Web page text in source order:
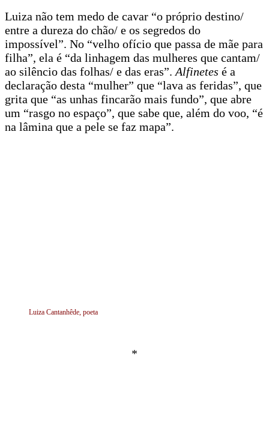
Luiza não tem medo de cavar “o próprio destino/
entre a dureza do chão/ e os segredos do
impossível”. No “velho ofício que passa de mãe para
filha”, ela é “da linhagem das mulheres que cantam/
ao silêncio das folhas/ e das eras”. Alfinetes é a
declaração desta “mulher” que “lava as feridas”, que
grita que “as unhas fincarão mais fundo”, que abre
um “rasgo no espaço”, que sabe que, além do voo, “é
na lâmina que a pele se faz mapa”.
Luiza Cantanhêde, poeta
*